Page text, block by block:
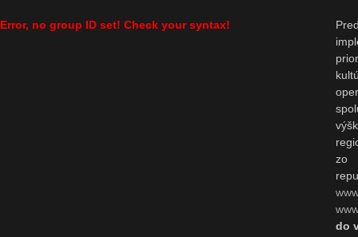
Error, no group ID set! Check your syntax!
zo
do